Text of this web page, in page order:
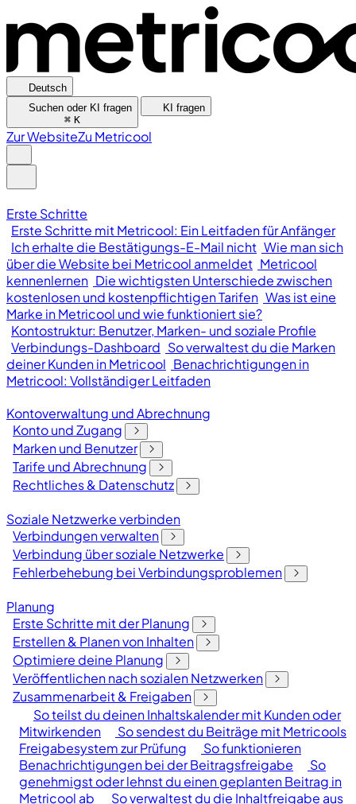
Deutsch
Suchen oder KI fragen
⌘ K
KI fragen
Zur WebsiteZu Metricool
Erste Schritte
Erste Schritte mit Metricool: Ein Leitfaden für Anfänger
Ich erhalte die Bestätigungs-E-Mail nicht Wie man sich
über die Website bei Metricool anmeldet Metricool
kennenlernen Die wichtigsten Unterschiede zwischen
kostenlosen und kostenpflichtigen Tarifen Was ist eine
Marke in Metricool und wie funktioniert sie?
Kontostruktur: Benutzer, Marken- und soziale Profile
Verbindungs-Dashboard So verwaltest du die Marken
deiner Kunden in Metricool Benachrichtigungen in
Metricool: Vollständiger Leitfaden
Kontoverwaltung und Abrechnung
Konto und Zugang
Marken und Benutzer
Tarife und Abrechnung
Rechtliches & Datenschutz
Soziale Netzwerke verbinden
Verbindungen verwalten
Verbindung über soziale Netzwerke
Fehlerbehebung bei Verbindungsproblemen
Planung
Erste Schritte mit der Planung
Erstellen & Planen von Inhalten
Optimiere deine Planung
Veröffentlichen nach sozialen Netzwerken
Zusammenarbeit & Freigaben
So teilst du deinen Inhaltskalender mit Kunden oder
Mitwirkenden
So sendest du Beiträge mit Metricools
Freigabesystem zur Prüfung
So funktionieren
Benachrichtigungen bei der Beitragsfreigabe
So
genehmigst oder lehnst du einen geplanten Beitrag in
Metricool ab
So verwaltest du die Inhaltfreigabe aus